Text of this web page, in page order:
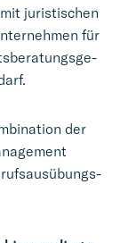
juris­ti­schen
für
der